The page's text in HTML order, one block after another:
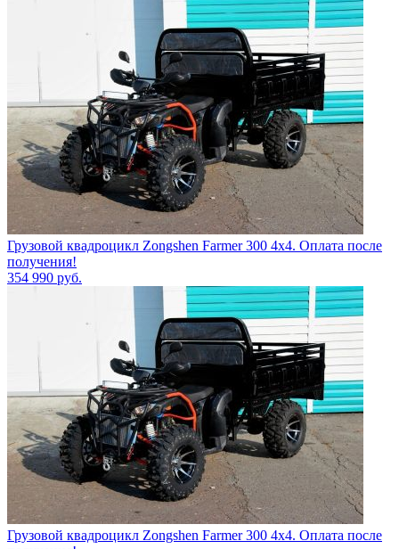
Грузовой квадроцикл Zongshen Farmer 300 4х4. Оплата после
получения!
354 990 руб.
Грузовой квадроцикл Zongshen Farmer 300 4х4. Оплата после